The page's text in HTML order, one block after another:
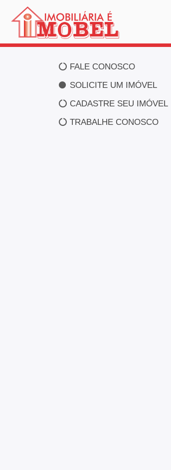
FALE CONOSCO
SOLICITE UM IMÓVEL
CADASTRE SEU IMÓVEL
TRABALHE CONOSCO